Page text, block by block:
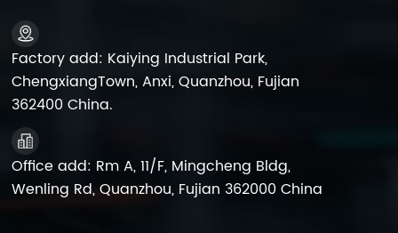
Factory add: Kaiying Industrial Park,
ChengxiangTown, Anxi, Quanzhou, Fujian
362400 China.
Office add: Rm A, 11/F, Mingcheng Bldg,
Wenling Rd, Quanzhou, Fujian 362000 China